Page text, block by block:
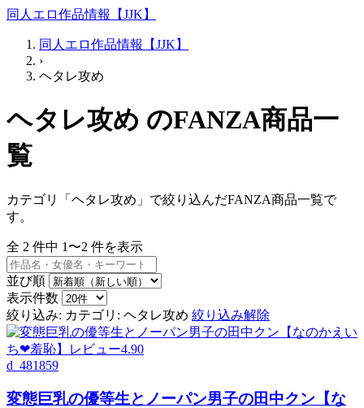
同人エロ作品情報【JJK】
同人エロ作品情報【JJK】
›
ヘタレ攻め
ヘタレ攻め のFANZA商品一
覧
カテゴリ「ヘタレ攻め」で絞り込んだFANZA商品一覧で
す。
全 2 件中 1〜2 件を表示
並び順
表示件数
絞り込み: カテゴリ: ヘタレ攻め 絞り込み解除
d_481859
変態巨乳の優等生とノーパン男子の田中クン【な